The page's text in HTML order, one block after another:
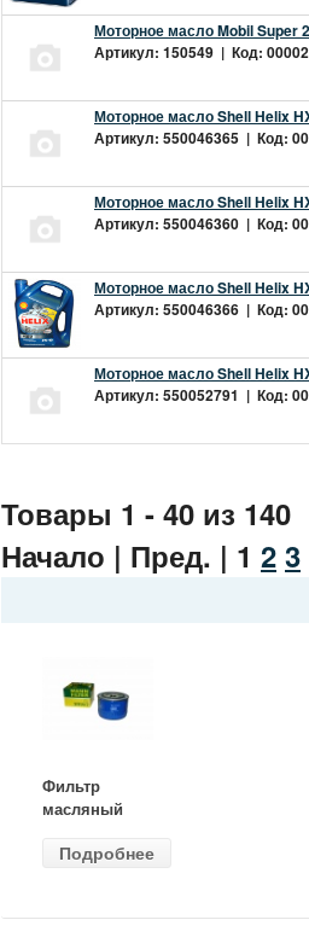
Моторное масло Mobil Super
Артикул: 150549 | Код:
Моторное масло Shell Helix
Артикул: 550046365 | Код:
Моторное масло Shell Helix
Артикул: 550046360 | Код:
Моторное масло Shell Helix
Артикул: 550046366 | Код:
Моторное масло Shell Helix
Артикул: 550052791 | Код:
Товары 1 - 40 из 140
Начало | Пред. | 1 2 3
Фильтр
масляный
(MANN) W
Подробнее